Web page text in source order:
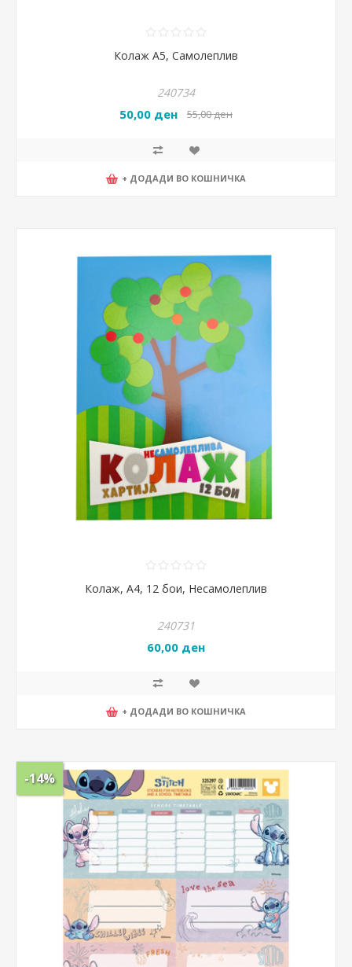
Колаж А5, Самолеплив
240734
50,00 ден 55,00 ден
+ ДОДАДИ ВО КОШНИЧКА
Колаж, А4, 12 бои, Несамолеплив
240731
60,00 ден
+ ДОДАДИ ВО КОШНИЧКА
-14%